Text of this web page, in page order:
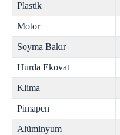
Plastik
Motor
Soyma Bakır
Hurda Ekovat
Klima
Pimapen
Alüminyum